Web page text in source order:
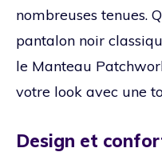
nombreuses tenues.
pantalon noir
le Manteau
votre look avec une
Design et